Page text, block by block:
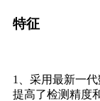
特征
1、采用最新一
提高了检测精度